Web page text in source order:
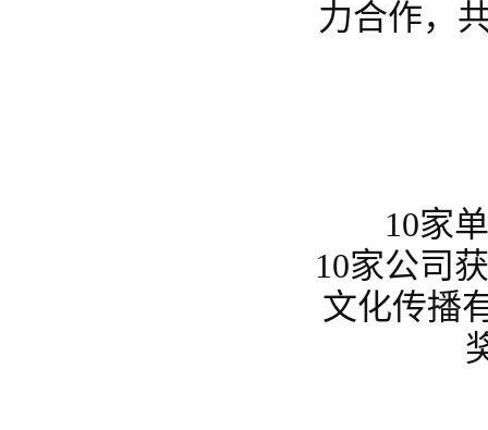
力合作，
10家单
10家公司
文化传播